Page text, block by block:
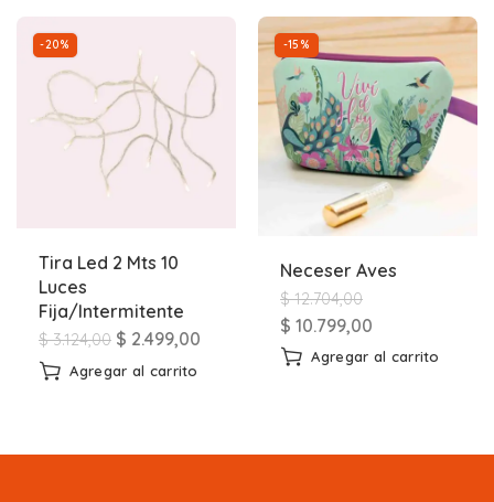
-20%
Tira Led 2 Mts 10
Luces
Fija/Intermitente
$3.124,00 $ 2.499,00
Agregar al carrito
-15%
Neceser Aves
$12.704,00
$ 10.799,00
Agregar al carrito